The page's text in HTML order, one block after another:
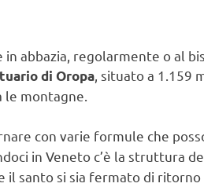
abbazia, regolarmente o al
di Oropa, situato a 1.159
montagne.
con varie formule che
in Veneto c’è la struttura
il santo si sia fermato di ritorno